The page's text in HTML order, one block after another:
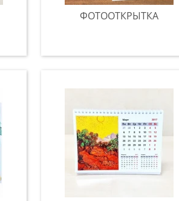
ФОТООТКРЫТКА